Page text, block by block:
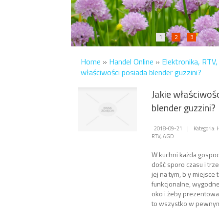
1 2 3
Home » Handel Online » Elektronika,
właściwości posiada blender guzzini?
Jakie
blender guzzini?
2018-09-21 |
RTV, AGD
W kuchni każda
dość sporo czasu i
jej na tym, b y miejsce
funkcjonalne,
oko i żeby
to wszystko w